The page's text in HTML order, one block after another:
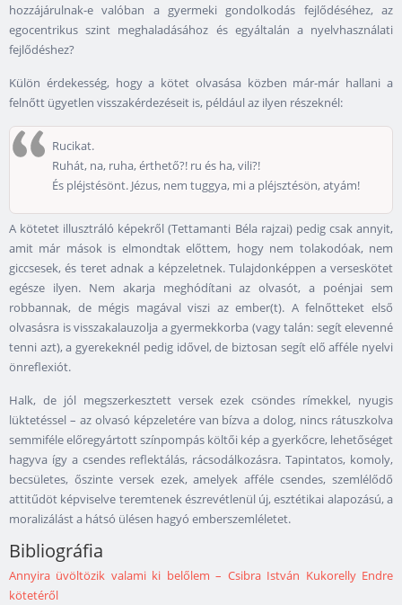
hozzájárulnak-e valóban a gyermeki gondolkodás fejlődéséhez, az
egocentrikus szint meghaladásához és egyáltalán a nyelvhasználati
fejlődéshez?
Külön érdekesség, hogy a kötet olvasása közben már-már hallani a
felnőtt ügyetlen visszakérdezéseit is, például az ilyen részeknél:
Rucikat.
Ruhát, na, ruha, érthető?! ru és ha, vili?!
És pléjstésönt. Jézus, nem tuggya, mi a pléjsztésön, atyám!
A kötetet illusztráló képekről (Tettamanti Béla rajzai) pedig csak annyit,
amit már mások is elmondtak előttem, hogy nem tolakodóak, nem
giccsesek, és teret adnak a képzeletnek. Tulajdonképpen a verseskötet
egésze ilyen. Nem akarja meghódítani az olvasót, a poénjai sem
robbannak, de mégis magával viszi az ember(t). A felnőtteket első
olvasásra is visszakalauzolja a gyermekkorba (vagy talán: segít elevenné
tenni azt), a gyerekeknél pedig idővel, de biztosan segít elő afféle nyelvi
önreflexiót.
Halk, de jól megszerkesztett versek ezek csöndes rímekkel, nyugis
lüktetéssel – az olvasó képzeletére van bízva a dolog, nincs rátuszkolva
semmiféle előregyártott színpompás költői kép a gyerkőcre, lehetőséget
hagyva így a csendes reflektálás, rácsodálkozásra. Tapintatos, komoly,
becsületes, őszinte versek ezek, amelyek afféle csendes, szemlélődő
attitűdöt képviselve teremtenek észrevétlenül új, esztétikai alapozású, a
moralizálást a hátsó ülésen hagyó emberszemléletet.
Bibliográfia
Annyira üvöltözik valami ki belőlem – Csibra István Kukorelly Endre
kötetéről